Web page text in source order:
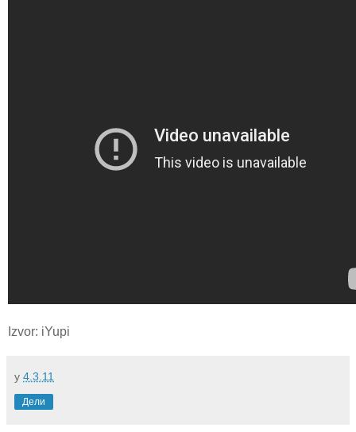
Izvor: iYupi
у 4.3.11
Дели